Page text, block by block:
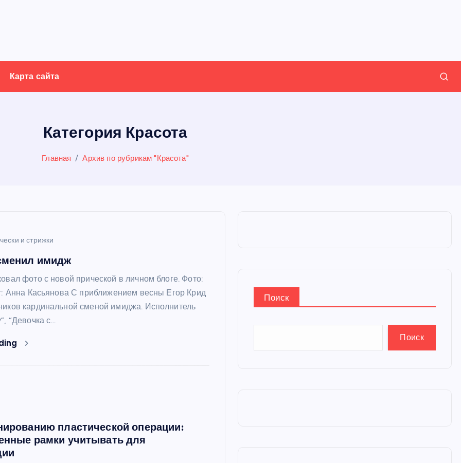
Карта сайта
Категория Красота
Главная Архив по рубрикам "Красота"
и стрижки
имидж
фото с новой прической в личном блоге. Фото:
Анна Касьянова С приближением весны Егор Крид
кардинальной сменой имиджа. Исполнитель
“Девочка с…
пластической операции:
рамки учитывать для
Поиск
Поиск